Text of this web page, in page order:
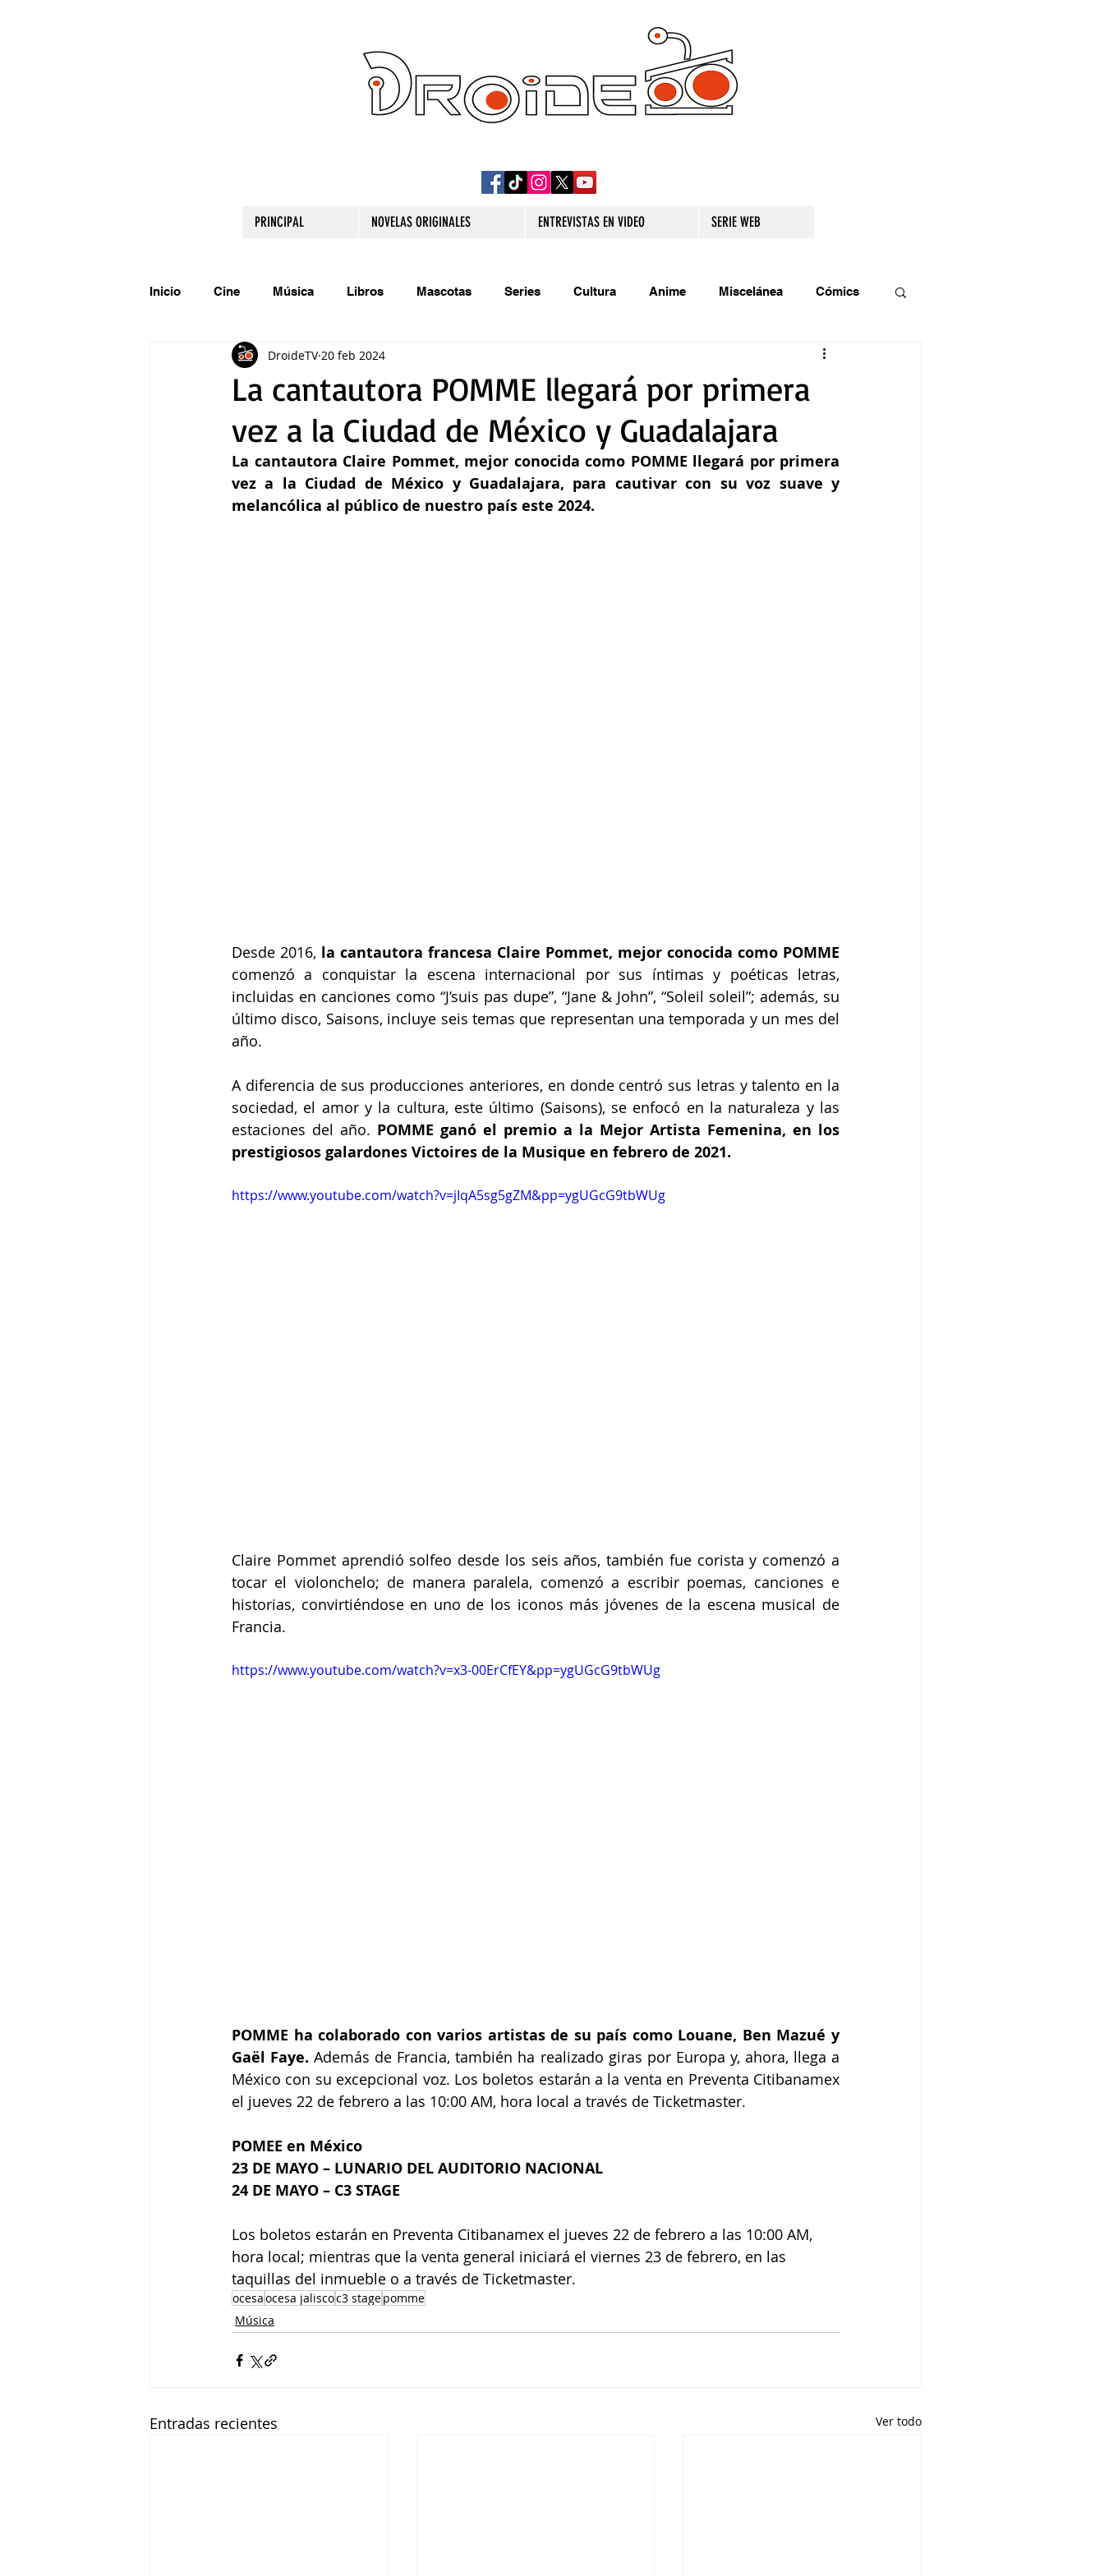
PRINCIPAL NOVELAS ORIGINALES ENTREVISTAS EN VIDEO SERIE WEB
Inicio Cine Música Libros Mascotas Series Cultura Anime Miscelánea Cómics
Comparte tu talento Relatos originales
Gastronomía Tecnología
La cantautora POMME llegará por primera
vez a la Ciudad de México y Guadalajara
DroideTV 20 feb 2024
La cantautora Claire Pommet, mejor conocida como POMME llegará por primera
vez a la Ciudad de México y Guadalajara, para cautivar con su voz suave y
melancólica al público de nuestro país este 2024.
Desde 2016, la cantautora francesa Claire Pommet, mejor conocida como POMME
comenzó a conquistar la escena internacional por sus íntimas y poéticas letras,
incluidas en canciones como “J’suis pas dupe”, “Jane & John”, “Soleil soleil”; además, su
último disco, Saisons, incluye seis temas que representan una temporada y un mes del
año.
A diferencia de sus producciones anteriores, en donde centró sus letras y talento en la
sociedad, el amor y la cultura, este último (Saisons), se enfocó en la naturaleza y las
estaciones del año. POMME ganó el premio a la Mejor Artista Femenina, en los
prestigiosos galardones Victoires de la Musique en febrero de 2021.
https://www.youtube.com/watch?v=jIqA5sg5gZM&pp=ygUGcG9tbWUg
Claire Pommet aprendió solfeo desde los seis años, también fue corista y comenzó a
tocar el violonchelo; de manera paralela, comenzó a escribir poemas, canciones e
historias, convirtiéndose en uno de los iconos más jóvenes de la escena musical de
Francia.
https://www.youtube.com/watch?v=x3-00ErCfEY&pp=ygUGcG9tbWUg
POMME ha colaborado con varios artistas de su país como Louane, Ben Mazué y
Gaël Faye. Además de Francia, también ha realizado giras por Europa y, ahora, llega a
México con su excepcional voz. Los boletos estarán a la venta en Preventa Citibanamex
el jueves 22 de febrero a las 10:00 AM, hora local a través de Ticketmaster.
POMEE en México
23 DE MAYO – LUNARIO DEL AUDITORIO NACIONAL
24 DE MAYO – C3 STAGE
Los boletos estarán en Preventa Citibanamex el jueves 22 de febrero a las 10:00 AM,
hora local; mientras que la venta general iniciará el viernes 23 de febrero, en las
taquillas del inmueble o a través de Ticketmaster.
ocesaocesa jaliscoc3 stagepomme
Música
Entradas recientes Ver todo